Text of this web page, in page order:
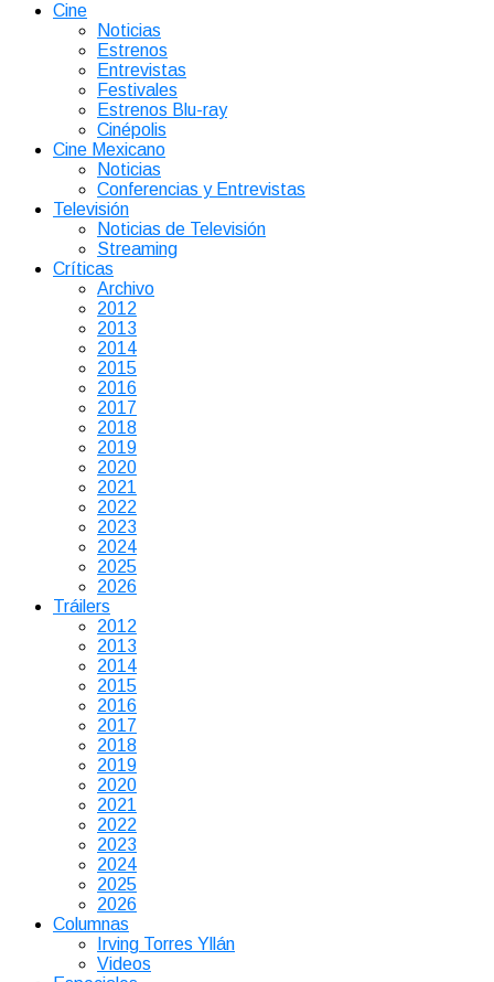
Cine
Noticias
Estrenos
Entrevistas
Festivales
Estrenos Blu-ray
Cinépolis
Cine Mexicano
Noticias
Conferencias y Entrevistas
Televisión
Noticias de Televisión
Streaming
Críticas
Archivo
2012
2013
2014
2015
2016
2017
2018
2019
2020
2021
2022
2023
2024
2025
2026
Tráilers
2012
2013
2014
2015
2016
2017
2018
2019
2020
2021
2022
2023
2024
2025
2026
Columnas
Irving Torres Yllán
Videos